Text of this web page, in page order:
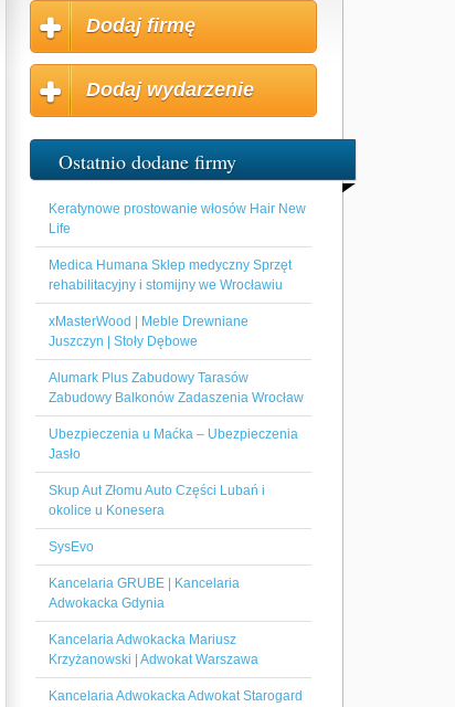
Dodaj firmę
Dodaj wydarzenie
Ostatnio dodane firmy
Keratynowe prostowanie włosów Hair New
Life
Medica Humana Sklep medyczny Sprzęt
rehabilitacyjny i stomijny we Wrocławiu
xMasterWood | Meble Drewniane
Juszczyn | Stoły Dębowe
Alumark Plus Zabudowy Tarasów
Zabudowy Balkonów Zadaszenia Wrocław
Ubezpieczenia u Maćka – Ubezpieczenia
Jasło
Skup Aut Złomu Auto Części Lubań i
okolice u Konesera
SysEvo
Kancelaria GRUBE | Kancelaria
Adwokacka Gdynia
Kancelaria Adwokacka Mariusz
Krzyżanowski | Adwokat Warszawa
Kancelaria Adwokacka Adwokat Starogard